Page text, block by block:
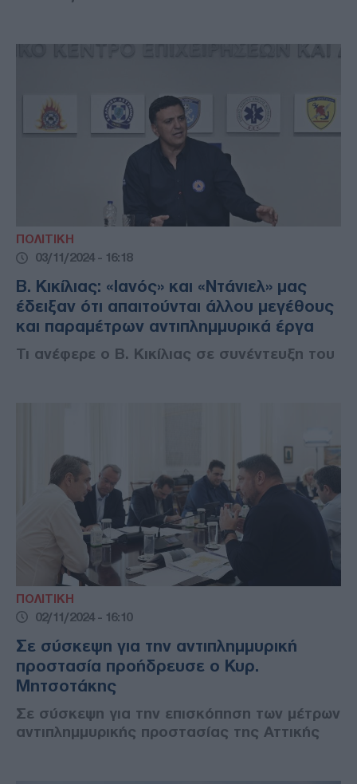
ΠΟΛΙΤΙΚΗ
03/11/2024 - 16:18
Β. Κικίλιας: «Ιανός» και «Ντάνιελ» μας
έδειξαν ότι απαιτούνται άλλου μεγέθους
και παραμέτρων αντιπλημμυρικά έργα
Τι ανέφερε ο Β. Κικίλιας σε συνέντευξη του
ΠΟΛΙΤΙΚΗ
02/11/2024 - 16:10
Σε σύσκεψη για την αντιπλημμυρική
προστασία προήδρευσε ο Κυρ.
Μητσοτάκης
Σε σύσκεψη για την επισκόπηση των μέτρων
αντιπλημμυρικής προστασίας της Αττικής